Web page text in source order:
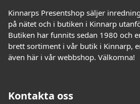
Kinnarps Presentshop säljer
på nätet och i butiken i Kinnarp
Butiken har funnits sedan 1980 och
brett sortiment i vår butik i Kinnarp,
även här i vår webbshop. Välkomna!
Kontakta oss